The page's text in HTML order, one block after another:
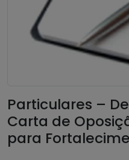
Particulares –
Carta de
para